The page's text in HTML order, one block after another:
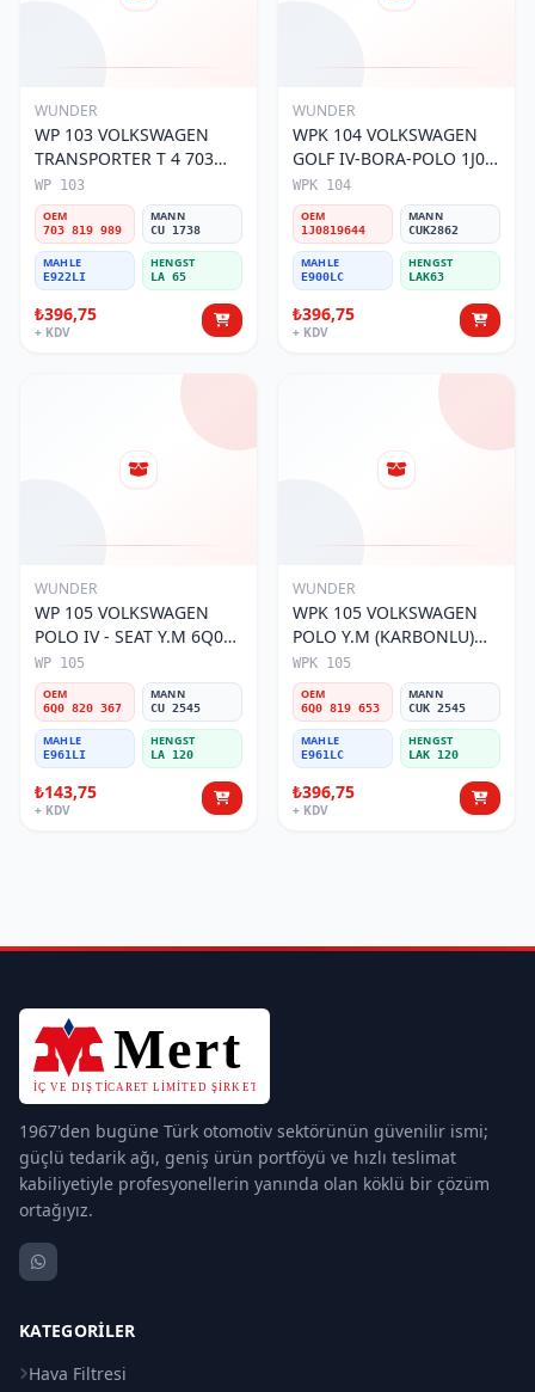
WUNDER
WP 103 VOLKSWAGEN
TRANSPORTER T 4 703
819 989 Polen Filtresi
WP 103
OEM
703 819 989
MANN
CU 1738
MAHLE
E922LI
HENGST
LA 65
₺396,75
+ KDV
WUNDER
WPK 104 VOLKSWAGEN
GOLF IV-BORA-POLO 1J0
819 644 Polen Filtresi
WPK 104
OEM
1J0819644
MANN
CUK2862
MAHLE
E900LC
HENGST
LAK63
₺396,75
+ KDV
WUNDER
WP 105 VOLKSWAGEN
POLO IV - SEAT Y.M 6Q0
820 367 Polen Filtresi
WP 105
OEM
6Q0 820 367
MANN
CU 2545
MAHLE
E961LI
HENGST
LA 120
₺143,75
+ KDV
WUNDER
WPK 105 VOLKSWAGEN
POLO Y.M (KARBONLU)
6Q0 819 653 Polen Filtresi
WPK 105
OEM
6Q0 819 653
MANN
CUK 2545
MAHLE
E961LC
HENGST
LAK 120
₺396,75
+ KDV
1967'den bugüne Türk otomotiv sektörünün güvenilir ismi;
güçlü tedarik ağı, geniş ürün portföyü ve hızlı teslimat
kabiliyetiyle profesyonellerin yanında olan köklü bir çözüm
ortağıyız.
KATEGORILER
Hava Filtresi